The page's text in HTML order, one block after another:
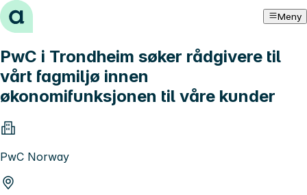
Hopp til innhold Meny
PwC i Trondheim søker rådgivere til
vårt fagmiljø innen
økonomifunksjonen til våre kunder
PwC Norway